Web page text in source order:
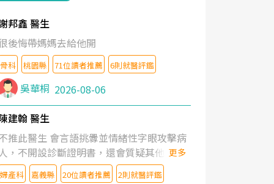
邦鑫 醫生
後悔帶媽媽去給他開
骨科 桃園縣 71位讀者推薦 6則就醫評鑑
吳華桐 2026-08-06
建翰 醫生
推此醫生 會言語挑釁並情緒性字眼攻擊病
，不開設診斷證明書，還會質疑其他醫生
判斷！
更多
婦產科 嘉義縣 20位讀者推薦 2則就醫評鑑